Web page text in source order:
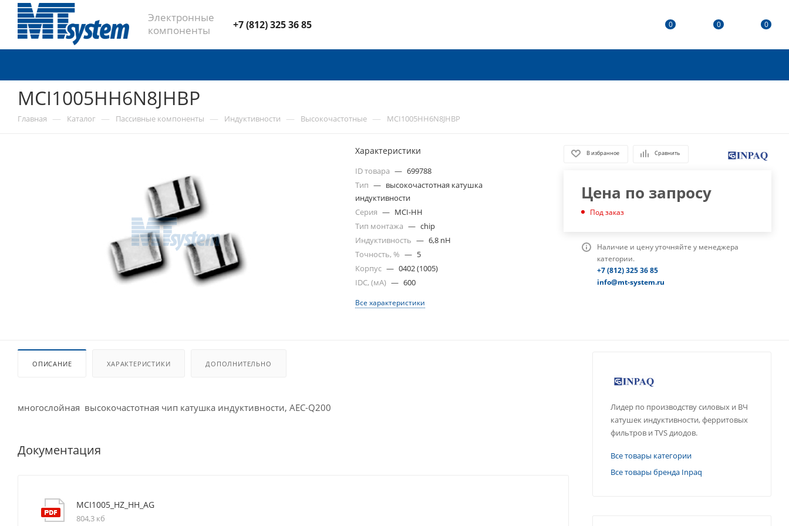
Электронные
компоненты
+7 (812) 325 36 85 0 0 0
MCI1005HH6N8JHBP
Главная — Каталог — Пассивные компоненты — Индуктивности — Высокочастотные — MCI1005HH6N8JHBP
Характеристики
ID товара — 699788
Тип — высокочастотная катушка
индуктивности
Серия — MCI-HH
Тип монтажа — chip
Индуктивность — 6,8 nH
Точность, % — 5
Корпус — 0402 (1005)
IDC, (мА) — 600
Все характеристики
В избранное Сравнить
Цена по запросу
Под заказ
Наличие и цену уточняйте у менеджера
категории.
+7 (812) 325 36 85
info@mt-system.ru
ОПИСАНИЕ ХАРАКТЕРИСТИКИ ДОПОЛНИТЕЛЬНО
многослойная высокочастотная чип катушка индуктивности, AEC-Q200
Документация
MCI1005_HZ_HH_AG
804,3 кб
Лидер по производству силовых и ВЧ
катушек индуктивности, ферритовых
фильтров и TVS диодов.
Все товары категории
Все товары бренда Inpaq